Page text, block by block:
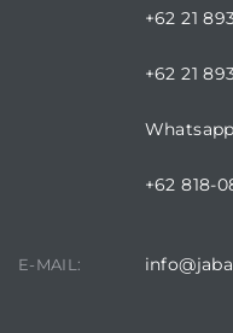
+62 21
+62 21
+62 818-
E-MAIL: